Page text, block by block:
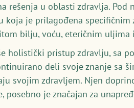
rešenja u oblasti zdravlja.
koja je prilagođena
bilju, voću, eteričnim uljima
holistički pristup zdravlju, sa
deli svoje znanje sa
svojim zdravljem. Njen
posebno je značajan za